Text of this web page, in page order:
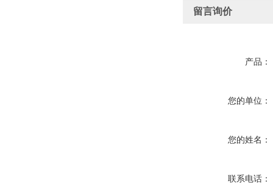
留言询价
产品：
您的单位：
您的姓名：
联系电话：